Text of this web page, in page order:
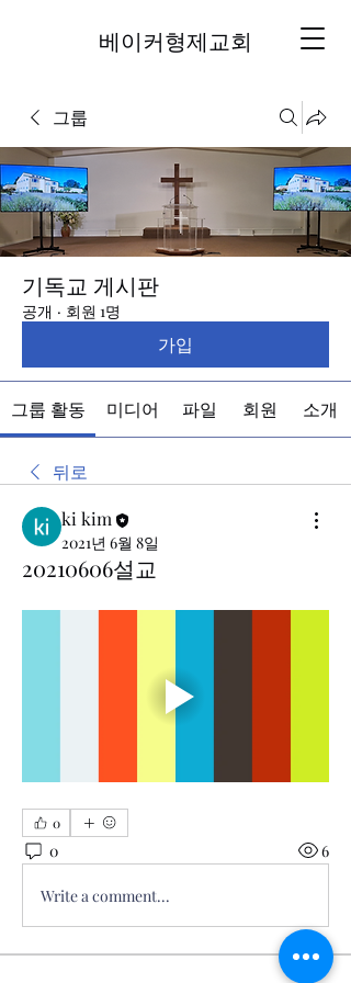
베이커형제교회
그룹
기독교 게시판
공개 · 회원 1명
가입
그룹 활동 미디어 파일 회원 소개
뒤로
ki kim
2021년 6월 8일
20210606설교
0
0 6
Write a comment...